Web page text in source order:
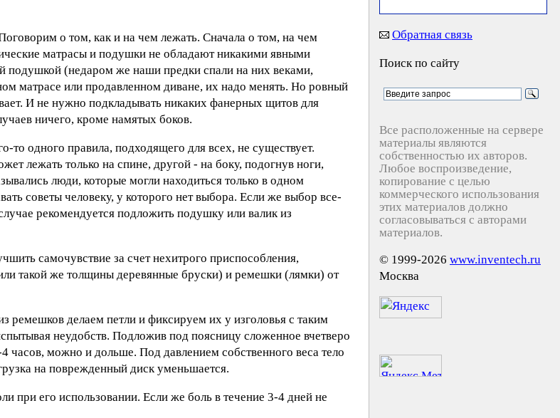
о том, как и на чем лежать. Сначала о том, на чем
матрасы и подушки не обладают никакими явными
(недаром же наши предки спали на них веками,
матрасе или продавленном диване, их надо менять. Но ровный
И не нужно подкладывать никаких фанерных щитов для
ничего, кроме намятых боков.
то одного правила, подходящего для всех, не существует.
лежать только на спине, другой - на боку, подогнув ноги,
люди, которые могли находиться только в одном
советы человеку, у которого нет выбора. Если же выбор все-
рекомендуется подложить подушку или валик из
самочувствие за счет нехитрого приспособления,
такой же толщины деревянные бруски) и ремешки (лямки) от
ремешков делаем петли и фиксируем их у изголовья с таким
неудобств. Подложив под поясницу сложенное вчетверо
часов, можно и дольше. Под давлением собственного веса тело
на поврежденный диск уменьшается.
при его использовании. Если же боль в течение 3-4 дней не
Обратная связь
Поиск по сайту
Все расположенные на сервере
материалы являются
собственностью их авторов.
Любое воспроизведение,
копирование с целью
коммерческого использования
этих материалов должно
согласовываться с авторами
материалов.
© 1999-2026 www.inventech.ru
Москва